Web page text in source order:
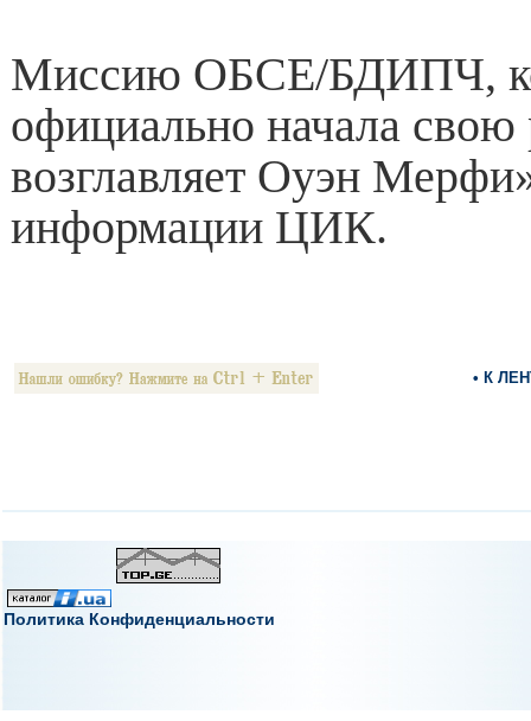
Миссию ОБСЕ/БДИПЧ,
официально начала свою
возглавляет Оуэн
информации ЦИК.
• К
Политика Конфиденциальности